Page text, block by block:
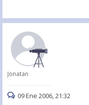
Jonatan
09 Ene 2006, 21:32